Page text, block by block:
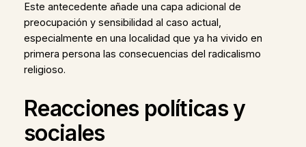
Este antecedente añade una capa adicional de
preocupación y sensibilidad al caso actual,
especialmente en una localidad que ya ha vivido en
primera persona las consecuencias del radicalismo
religioso.
Reacciones políticas y
sociales